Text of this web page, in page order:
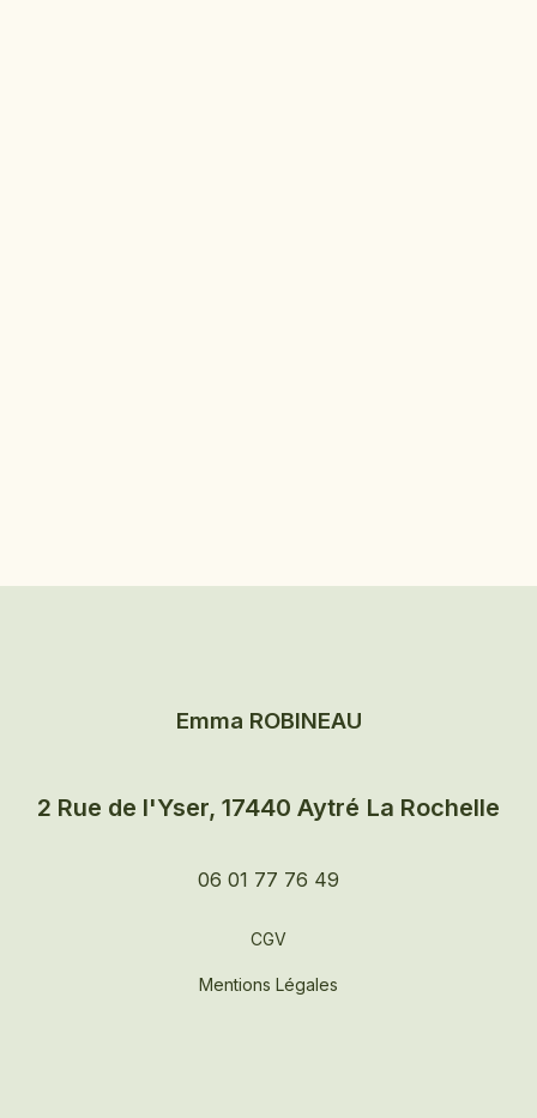
Emma ROBINEAU
2 Rue de l'Yser, 17440 Aytré La Rochelle
06 01 77 76 49
CGV
Mentions Légales